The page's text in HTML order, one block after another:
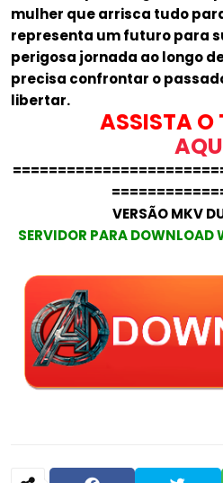
mulher que arrisca tudo
representa um futuro para
perigosa jornada ao longo
precisa confrontar o
libertar.
ASSISTA O
VERSÃO MKV
SERVIDOR PARA